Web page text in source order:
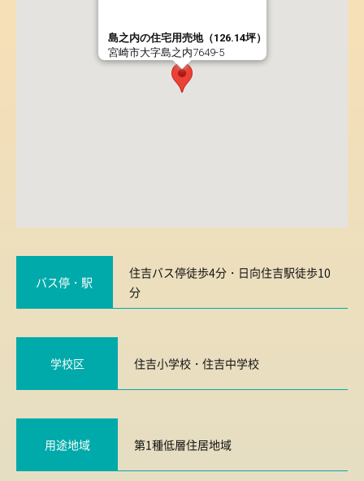
島之内の住宅用売地（126.14坪）
宮崎市大字島之内7649-5
バス停・駅
住吉バス停徒歩4分・日向住吉駅徒歩10
分
学校区 住吉小学校 ・ 住吉中学校
用途地域 第1種低層住居地域